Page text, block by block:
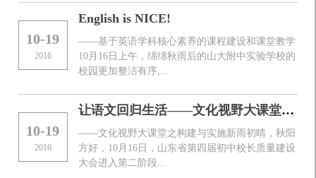
10-19
2016
English is NICE!
――基于英语学科核心素养的课程建设和课堂教学
10月16日上午，绵绵秋雨后的山大附中实验学校的
校园更加整洁有序,...
10-19
2016
让语文回归生活——文化视野大课堂之构建与实施
——文化视野大课堂之构建与实施新雨初晴，秋阳
方好，10月16日，山东省第四届初中校长质量建设
大会进入第二阶段...